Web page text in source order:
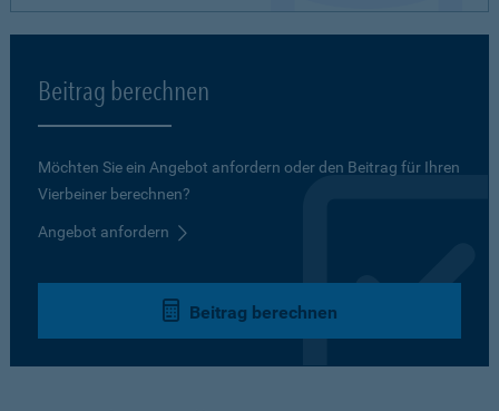
Beitrag berechnen
Möchten Sie ein Angebot anfordern oder den Beitrag für Ihren
Vierbeiner berechnen?
Angebot anfordern
Beitrag berechnen